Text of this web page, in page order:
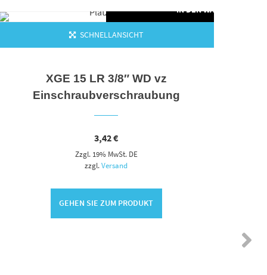
IN DEN WARENKORB
SCHNELLANSICHT
XGE 15 LR 3/8″ WD vz
Einschraubverschraubung
3,42€
Zzgl. 19% MwSt. DE
zzgl.Versand
GEHEN SIE ZUM PRODUKT